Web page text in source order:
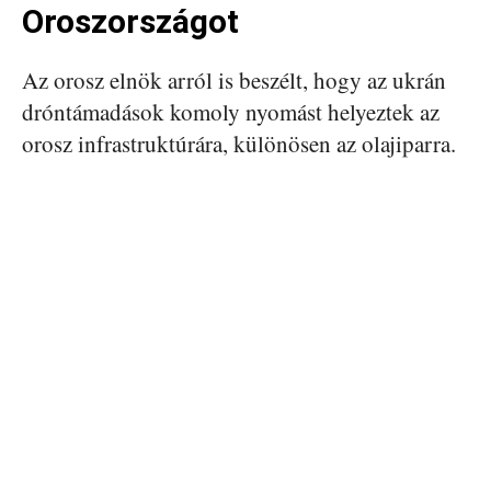
Oroszországot
Az orosz elnök arról is beszélt, hogy az ukrán
dróntámadások komoly nyomást helyeztek az
orosz infrastruktúrára, különösen az olajiparra.